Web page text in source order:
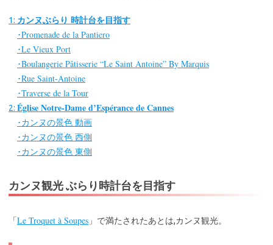
1: カンヌぶらり 時計台を目指す
･Promenade de la Pantiero
･Le Vieux Port
･Boulangerie Pâtisserie “Le Saint Antoine” By Marquis
･Rue Saint-Antoine
･Traverse de la Tour
2: Église Notre-Dame d’Espérance de Cannes
･カンヌの景色 動画
･カンヌの景色 西側
･カンヌの景色 東側
カンヌ観光 ぶらり時計台を目指す
「Le Troquet à Soupes 」で満たされたあとは,カンヌ観光。